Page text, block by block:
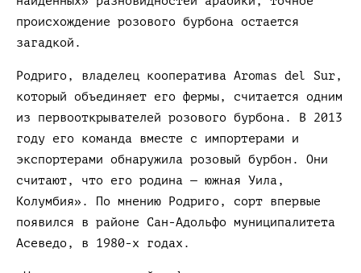
происхождение розового бурбона остается
загадкой.
Родриго, владелец кооператива Aromas del Sur,
который объединяет его фермы, считается одним
из первооткрывателей розового бурбона. В 2013
году его команда вместе с импортерами и
экспортерами обнаружила розовый бурбон. Они
считают, что его родина — южная Уила,
Колумбия». По мнению Родриго, сорт впервые
появился в районе Сан-Адольфо муниципалитета
Асеведо, в 1980-х годах.